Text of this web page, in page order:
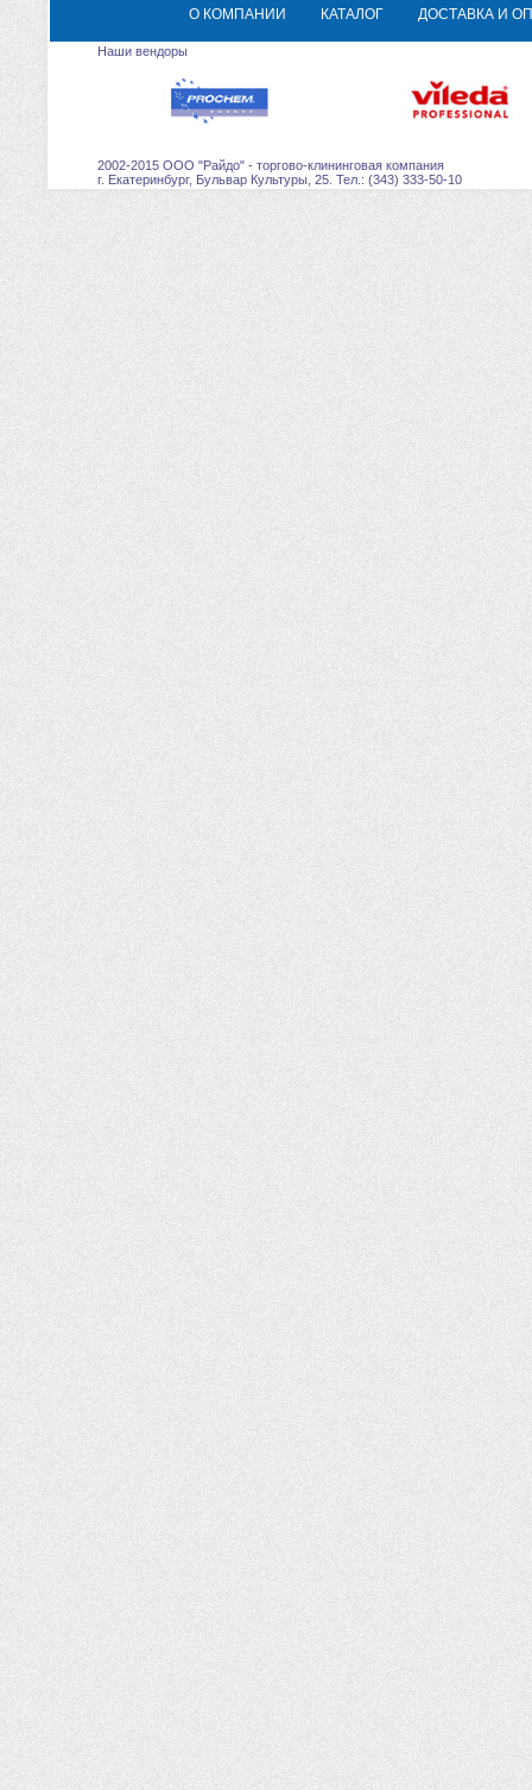
О КОМПАНИИ КАТАЛОГ ДОСТАВКА И
Наши вендоры
2002-2015 ООО "Райдо" - торгово-клининговая компания
г. Екатеринбург, Бульвар Культуры, 25. Тел.: (343) 333-50-10